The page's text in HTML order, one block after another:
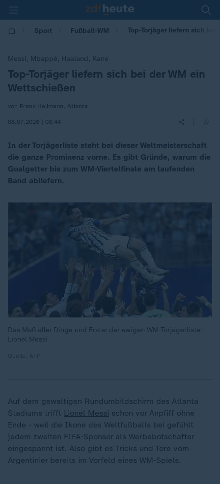
Sport Fußball-WM Top-Torjäger liefern sich bei
Messi, Mbappé, Haaland, Kane
:
Top-Torjäger liefern sich bei der WM ein
Wettschießen
von Frank Hellmann, Atlanta
08.07.2026 | 03:44
In der Torjägerliste steht bei dieser Weltmeisterschaft
die ganze Prominenz vorne. Es gibt Gründe, warum die
Goalgetter bis zum WM-Viertelfinale am laufenden
Band abliefern.
Das Maß aller Dinge und Erster der ewigen WM-Torjägerliste:
Lionel Messi
Auf dem gewaltigen Rundumbildschirm des Atlanta
Stadiums trifft Lionel Messi schon vor Anpfiff ohne
Ende - weil die Ikone des Weltfußballs bei gefühlt
jedem zweiten FIFA-Sponsor als Werbebotschafter
eingespannt ist. Also gibt es Tricks und Tore vom
Argentinier bereits im Vorfeld eines WM-Spiels.